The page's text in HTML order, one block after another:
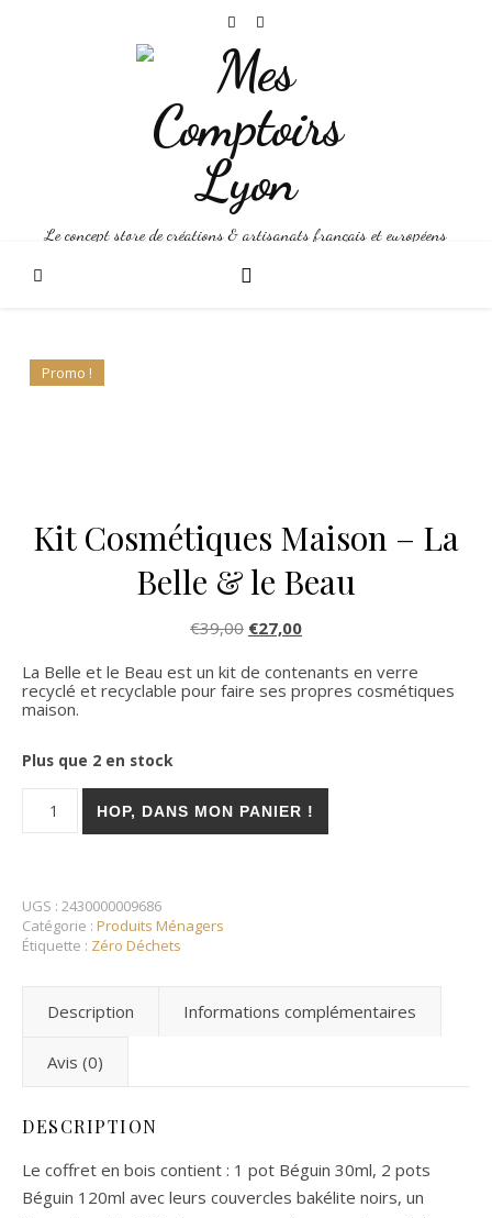
Le concept store de créations & artisanats français et européens
Promo !
Kit Cosmétiques Maison – La
Belle & le Beau
€39,00 Le prix initial était : €39,00.
€27,00Le prix actuel est :
La Belle et le Beau est un kit de contenants en verre
recyclé et recyclable pour faire ses propres cosmétiques
maison.
Plus que 2 en stock
HOP, DANS MON PANIER !
UGS : 2430000009686
Catégorie : Produits Ménagers
Étiquette : Zéro Déchets
Description Informations complémentaires
Avis (0)
DESCRIPTION
Le coffret en bois contient : 1 pot Béguin 30ml, 2 pots
Béguin 120ml avec leurs couvercles bakélite noirs, un